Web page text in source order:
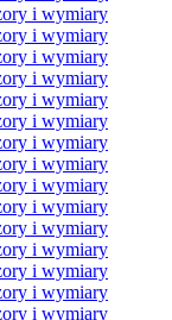
i wymiary
i wymiary
i wymiary
i wymiary
i wymiary
i wymiary
i wymiary
i wymiary
i wymiary
i wymiary
i wymiary
i wymiary
i wymiary
i wymiary
i wymiary